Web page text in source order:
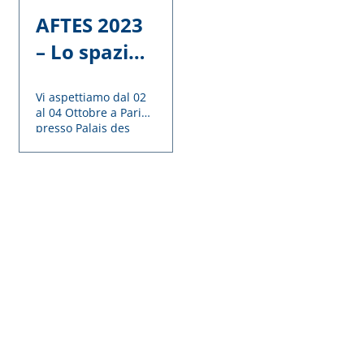
AFTES 2023
– Lo spazio
al centro
delle
transizioni
Vi aspettiamo dal 02
al 04 Ottobre a Parigi
presso Palais des